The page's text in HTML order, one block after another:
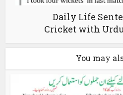
Daily Life
Cricket with
You may